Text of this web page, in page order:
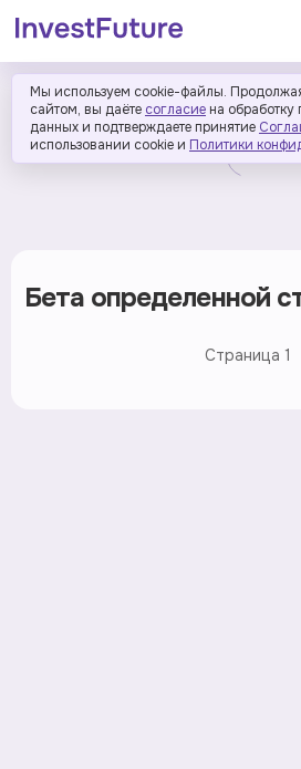
Мы используем cookie-файлы. Продолжая
сайтом, вы даёте согласие на обработку
данных и подтверждаете принятие
использовании cookie и Политики
Бета определенной
Страница 1